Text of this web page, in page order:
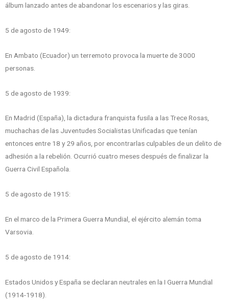
álbum lanzado antes de abandonar los escenarios y las giras.
5 de agosto de 1949:
En Ambato (Ecuador) un terremoto provoca la muerte de 3000
personas.
5 de agosto de 1939:
En Madrid (España), la dictadura franquista fusila a las Trece Rosas,
muchachas de las Juventudes Socialistas Unificadas que tenían
entonces entre 18 y 29 años, por encontrarlas culpables de un delito de
adhesión a la rebelión. Ocurrió cuatro meses después de finalizar la
Guerra Civil Española.
5 de agosto de 1915:
En el marco de la Primera Guerra Mundial, el ejército alemán toma
Varsovia.
5 de agosto de 1914:
Estados Unidos y España se declaran neutrales en la I Guerra Mundial
(1914-1918).